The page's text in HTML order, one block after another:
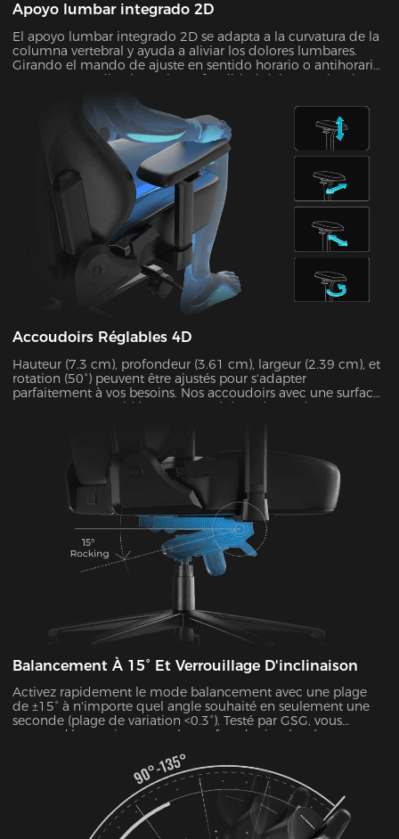
Apoyo lumbar integrado 2D
El apoyo lumbar integrado 2D se adapta a la curvatura de la
columna vertebral y ayuda a aliviar los dolores lumbares.
Girando el mando de ajuste en sentido horario o antihorario
se aumenta o disminuye la profundidad del apoyo lumbar.
Accoudoirs Réglables 4D
Hauteur (7.3 cm), profondeur (3.61 cm), largeur (2.39 cm), et
rotation (50°) peuvent être ajustés pour s'adapter
parfaitement à vos besoins. Nos accoudoirs avec une surface
en mousse PU antidérapante ont été testés pendant 60 000
supporter jusqu'à 15 kg et soulager 48 % de la pression sur
Balancement À 15° Et Verrouillage D'inclinaison
Activez rapidement le mode balancement avec une plage
de ±15° à n'importe quel angle souhaité en seulement une
seconde (plage de variation <0.3°). Testé par GSG, vous
pouvez désormais amener le confort des jambes à un tout
allonger, de regarder des films, ou plus encore.